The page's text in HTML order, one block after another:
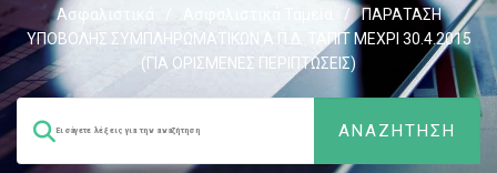
Ασφαλιστικά
/
ΠΑΡΑΤΑΣΗ
ΥΠΟΒΟΛΗΣ ΣΥΜΠΛΗΡΩΜΑΤΙΚΩΝ Α.Π.Δ. ΤΑΠΙΤ ΜΕΧΡΙ 30.4.2015
(ΓΙΑ ΟΡΙΣΜΕΝΕΣ ΠΕΡΙΠΤΩΣΕΙΣ)